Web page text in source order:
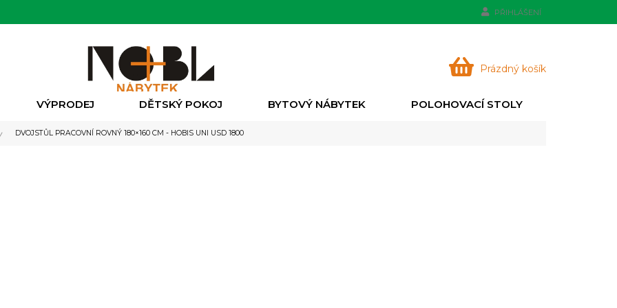
PŘIHLÁŠENÍ
NÁKUPNÍ
Prázdný košík
VÝPRODEJ DĚTSKÝ POKOJ BYTOVÝ NÁBYTEK POLOHOVACÍ STOLY
DVOJSTŮL PRACOVNÍ ROVNÝ 180×160 CM - HOBIS UNI USD 1800